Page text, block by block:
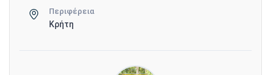
Περιφέρεια
Κρήτη